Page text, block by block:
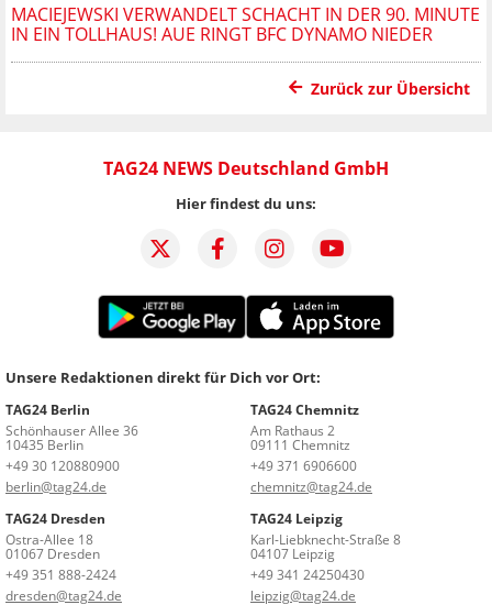
MACIEJEWSKI VERWANDELT SCHACHT IN DER 90. MINUTE
IN EIN TOLLHAUS! AUE RINGT BFC DYNAMO NIEDER
Zurück zur Übersicht
TAG24 NEWS Deutschland GmbH
Hier findest du uns:
Unsere Redaktionen direkt für Dich vor Ort:
TAG24 Berlin
Schönhauser Allee 36
10435 Berlin
+49 30 120880900
berlin@tag24.de
TAG24 Chemnitz
Am Rathaus 2
09111 Chemnitz
+49 371 6906600
chemnitz@tag24.de
TAG24 Dresden
Ostra-Allee 18
01067 Dresden
+49 351 888-2424
dresden@tag24.de
TAG24 Leipzig
Karl-Liebknecht-Straße 8
04107 Leipzig
+49 341 24250430
leipzig@tag24.de